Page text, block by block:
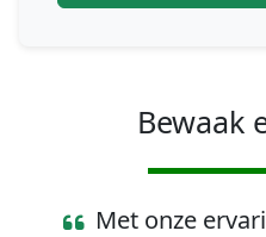
Bewaak
Met onze